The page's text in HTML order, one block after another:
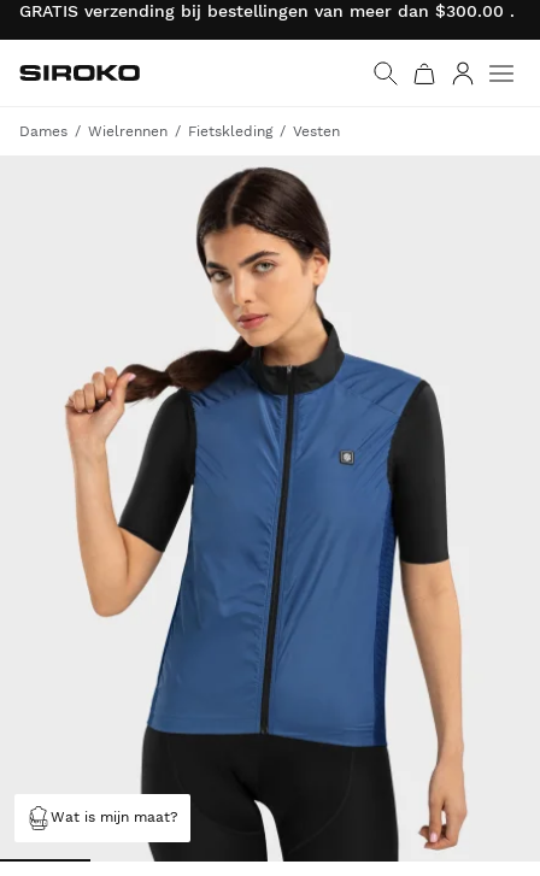
GRATIS verzending bij bestellingen van meer dan $300.00 .
Ga naar de homepage
Siroko.com
Dames Wielrennen Fietskleding Vesten
Wat is mijn maat?